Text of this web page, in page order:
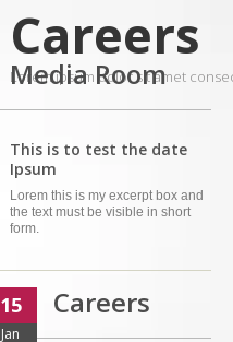
Careers
Lorem ipsum dolor sit amet
Media Room
15
Jan
This is to test the date
Ipsum
Lorem this is my excerpt box and
the text must be visible in short
form.
Careers